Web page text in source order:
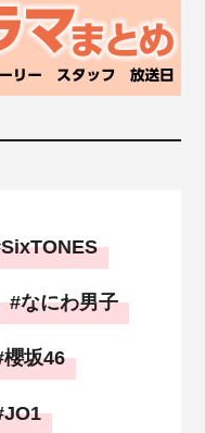
SixTONES
なにわ男子
櫻坂46
JO1